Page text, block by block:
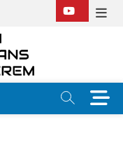
Długi
M
e